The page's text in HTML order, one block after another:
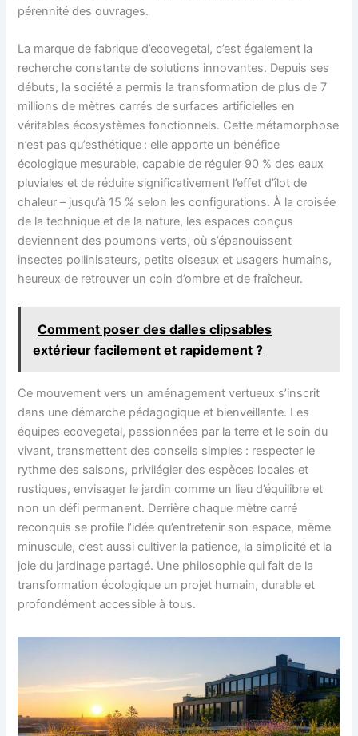
pérennité des ouvrages.
La marque de fabrique d’ecovegetal, c’est également la
recherche constante de solutions innovantes. Depuis ses
débuts, la société a permis la transformation de plus de 7
millions de mètres carrés de surfaces artificielles en
véritables écosystèmes fonctionnels. Cette métamorphose
n’est pas qu’esthétique : elle apporte un bénéfice
écologique mesurable, capable de réguler 90 % des eaux
pluviales et de réduire significativement l’effet d’îlot de
chaleur – jusqu’à 15 % selon les configurations. À la croisée
de la technique et de la nature, les espaces conçus
deviennent des poumons verts, où s’épanouissent
insectes pollinisateurs, petits oiseaux et usagers humains,
heureux de retrouver un coin d’ombre et de fraîcheur.
Comment poser des dalles clipsables
extérieur facilement et rapidement ?
Ce mouvement vers un aménagement vertueux s’inscrit
dans une démarche pédagogique et bienveillante. Les
équipes ecovegetal, passionnées par la terre et le soin du
vivant, transmettent des conseils simples : respecter le
rythme des saisons, privilégier des espèces locales et
rustiques, envisager le jardin comme un lieu d’équilibre et
non un défi permanent. Derrière chaque mètre carré
reconquis se profile l’idée qu’entretenir son espace, même
minuscule, c’est aussi cultiver la patience, la simplicité et la
joie du jardinage partagé. Une philosophie qui fait de la
transformation écologique un projet humain, durable et
profondément accessible à tous.